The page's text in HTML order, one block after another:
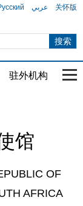
عربي 关怀版
驻外机构 国
馆
OF
AFRICA